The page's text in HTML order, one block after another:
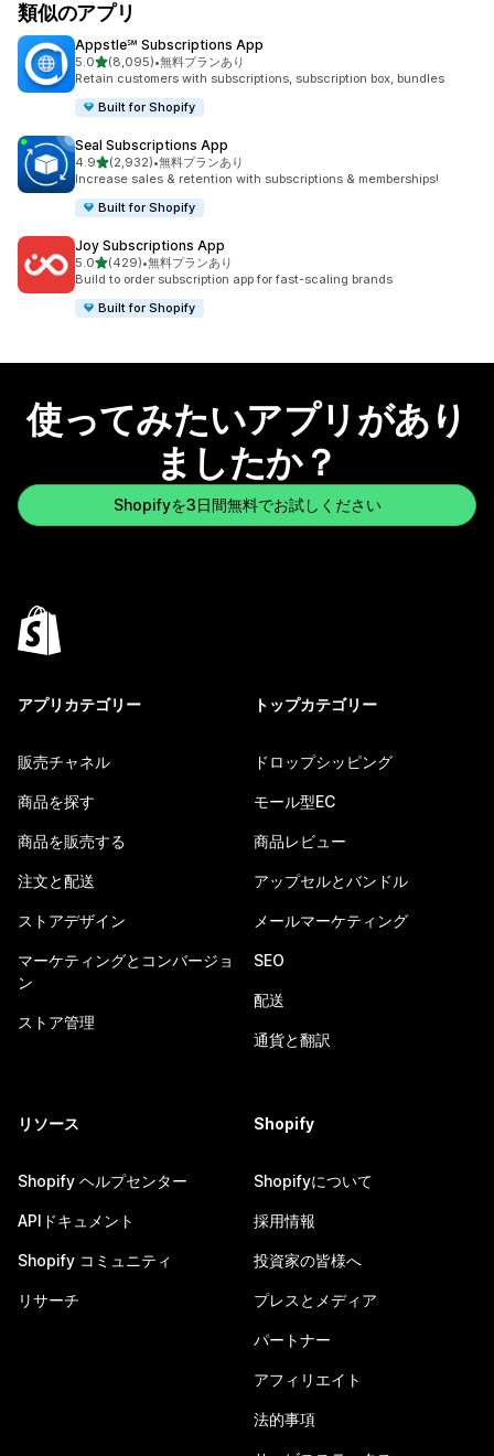
類似のアプリ
Appstle℠ Subscriptions App
5.05つ星中
(8,095)
合計レビュー数：8095件
•無料プランあり
Retain customers with subscriptions, subscription box, bundles
Built for Shopify
Seal Subscriptions App
4.95つ星中
(2,932)
合計レビュー数：2932件
•無料プランあり
Increase sales & retention with subscriptions & memberships!
Built for Shopify
Joy Subscriptions App
5.05つ星中
(429)
合計レビュー数：429件
•無料プランあり
Build to order subscription app for fast-scaling brands
Built for Shopify
使ってみたいアプリがあり
ましたか？
Shopifyを3日間無料でお試しください
アプリカテゴリー
販売チャネル
商品を探す
商品を販売する
注文と配送
ストアデザイン
マーケティングとコンバージョ
ン
ストア管理
トップカテゴリー
ドロップシッピング
モール型EC
商品レビュー
アップセルとバンドル
メールマーケティング
SEO
配送
通貨と翻訳
リソース
Shopify ヘルプセンター
APIドキュメント
Shopify コミュニティ
リサーチ
Shopify
Shopifyについて
採用情報
投資家の皆様へ
プレスとメディア
パートナー
アフィリエイト
法的事項